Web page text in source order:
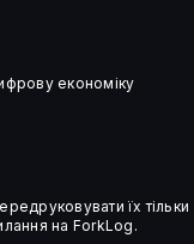
економіку
їх тільки
на ForkLog.